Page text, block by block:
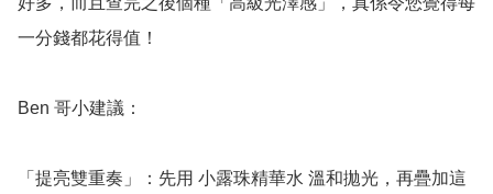
一分錢都花得值！
Ben 哥小建議：
「提亮雙重奏」：先用 小露珠精華水 溫和拋光，再疊加這